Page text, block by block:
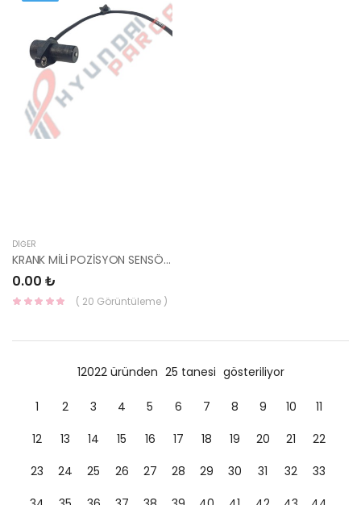
DIĞER
KRANK MİLİ POZİSYON SENSÖRÜ 39180-2A200 HMC
0.00 ₺
( 20 Görüntüleme )
12022 üründen 25 tanesi gösteriliyor
1 2 3 4 5 6 7 8 9 10
11
12
13 14 15 16 17 18 19 20 21
22
23
24 25 26 27 28 29 30 31 32
33